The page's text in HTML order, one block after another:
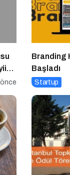
önce
Branding
Başladı
Startup